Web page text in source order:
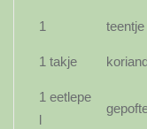
1
1 takje
1 eetlepe
l